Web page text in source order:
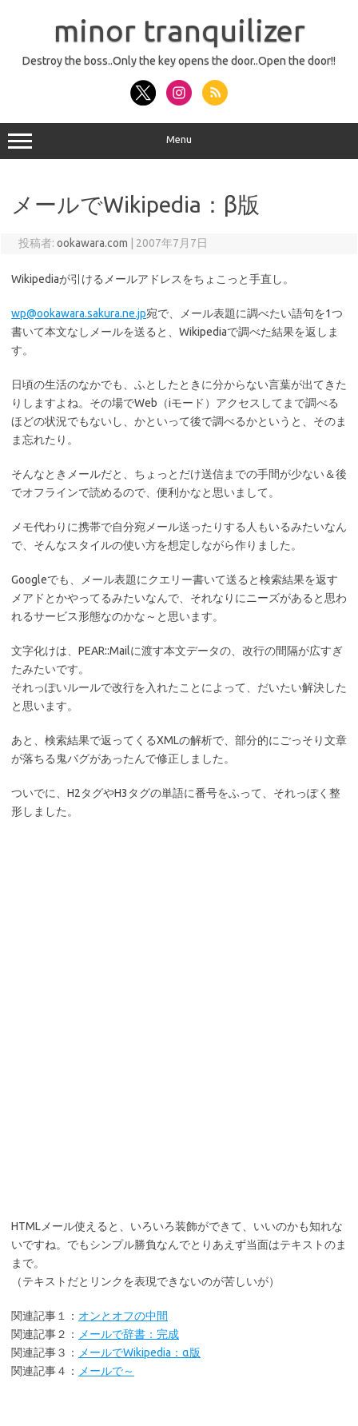
minor tranquilizer
Destroy the boss..Only the key opens the door..Open the door!!
Menu
メールでWikipedia：β版
投稿者: ookawara.com 2007年7月7日
Wikipediaが引けるメールアドレスをちょこっと手直し。
wp@ookawara.sakura.ne.jp宛で、メール表題に調べたい語句を1つ
書いて本文なしメールを送ると、Wikipediaで調べた結果を返しま
す。
日頃の生活のなかでも、ふとしたときに分からない言葉が出てきた
りしますよね。その場でWeb（iモード）アクセスしてまで調べる
ほどの状況でもないし、かといって後で調べるかというと、そのま
ま忘れたり。
そんなときメールだと、ちょっとだけ送信までの手間が少ない＆後
でオフラインで読めるので、便利かなと思いまして。
メモ代わりに携帯で自分宛メール送ったりする人もいるみたいなん
で、そんなスタイルの使い方を想定しながら作りました。
Googleでも、メール表題にクエリー書いて送ると検索結果を返す
メアドとかやってるみたいなんで、それなりにニーズがあると思わ
れるサービス形態なのかな～と思います。
文字化けは、PEAR::Mailに渡す本文データの、改行の間隔が広すぎ
たみたいです。
それっぽいルールで改行を入れたことによって、だいたい解決した
と思います。
あと、検索結果で返ってくるXMLの解析で、部分的にごっそり文章
が落ちる鬼バグがあったんで修正しました。
ついでに、H2タグやH3タグの単語に番号をふって、それっぽく整
形しました。
HTMLメール使えると、いろいろ装飾ができて、いいのかも知れな
いですね。でもシンプル勝負なんでとりあえず当面はテキストのま
まで。
（テキストだとリンクを表現できないのが苦しいが）
関連記事１： オンとオフの中間
関連記事２：
メールで辞書：完成
関連記事３：
メールでWikipedia：α版
関連記事４：
メールで～